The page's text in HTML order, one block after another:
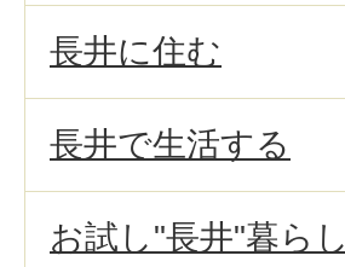
長井に住む
長井で生活する
お試し"長井"暮らし